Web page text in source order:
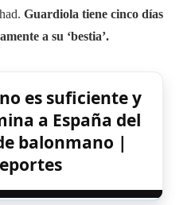
Guardiola tiene cinco días
a su ‘bestia’.
es suficiente y
a España del
balonmano |